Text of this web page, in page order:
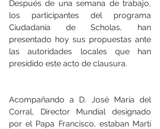
Después de una semana de trabajo,
los participantes del programa
Ciudadanía de Scholas, han
presentado hoy sus propuestas ante
las autoridades locales que han
presidido este acto de clausura.
Acompañando a D. José María del
Corral, Director Mundial designado
por el Papa Francisco, estaban Martí